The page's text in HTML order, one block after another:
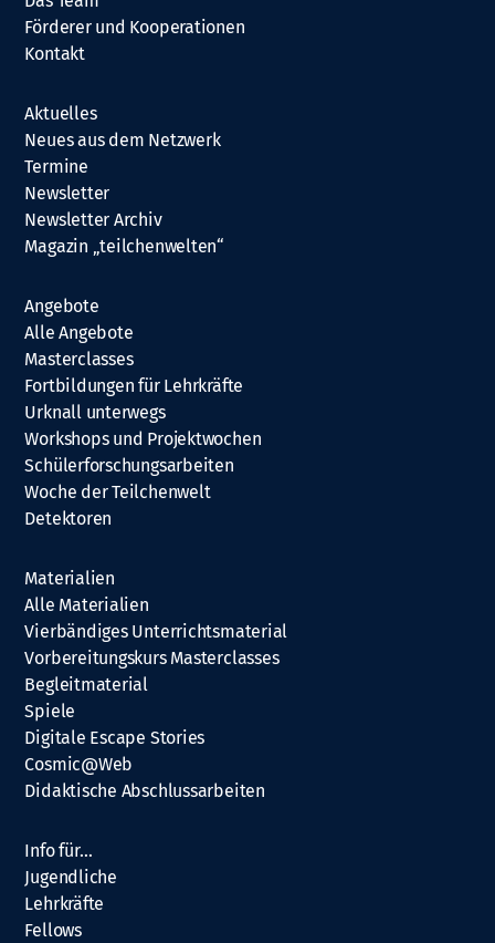
Förderer und Kooperationen
Kontakt
Aktuelles
Neues aus dem Netzwerk
Termine
Newsletter
Newsletter Archiv
Magazin „teilchenwelten“
Angebote
Alle Angebote
Masterclasses
Fortbildungen für Lehrkräfte
Urknall unterwegs
Workshops und Projektwochen
Schülerforschungsarbeiten
Woche der Teilchenwelt
Detektoren
Materialien
Alle Materialien
Vierbändiges Unterrichtsmaterial
Vorbereitungskurs Masterclasses
Begleitmaterial
Spiele
Digitale Escape Stories
Cosmic@Web
Didaktische Abschlussarbeiten
Info für…
Jugendliche
Lehrkräfte
Fellows